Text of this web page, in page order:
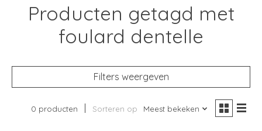
Producten getagd met
foulard dentelle
Filters weergeven
0 producten Sorteren op Meest bekeken